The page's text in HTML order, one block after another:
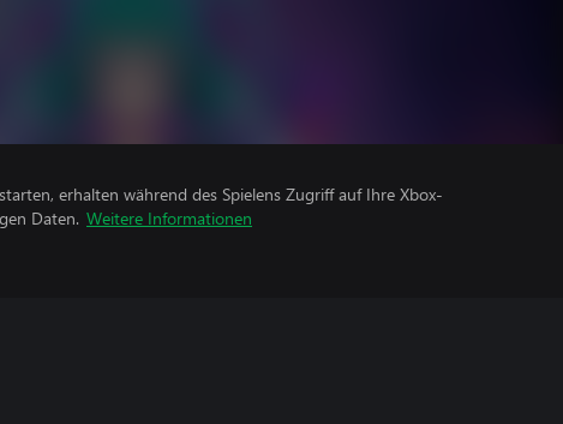
erhalten während des Spielens Zugriff auf Ihre Xbox-
Daten. Weitere Informationen